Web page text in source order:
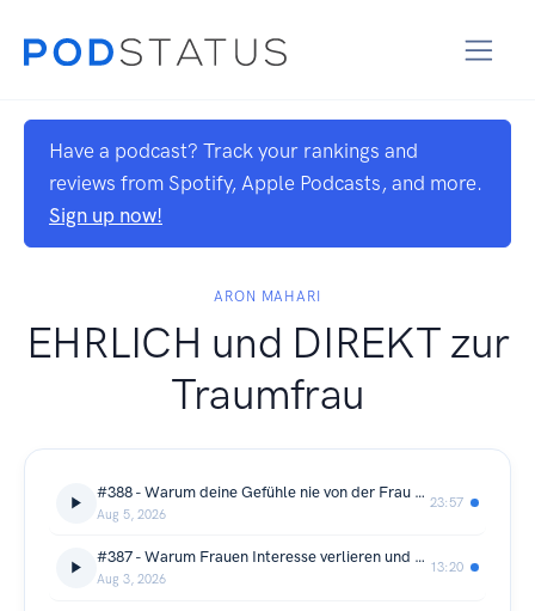
Have a podcast? Track your rankings and
reviews from Spotify, Apple Podcasts, and more.
Sign up now!
ARON MAHARI
EHRLICH und DIREKT zur
Traumfrau
#388 - Warum deine Gefühle nie von der Frau kommen (3 Prinzipien nach Sydney Banks erklärt)
Aug 5, 2026
23:57
#387 - Warum Frauen Interesse verlieren und wie du das änderst
Aug 3, 2026
13:20